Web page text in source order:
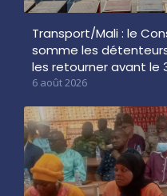
Transport/Mali : le
somme les
les retourner avant le
6 août 2026